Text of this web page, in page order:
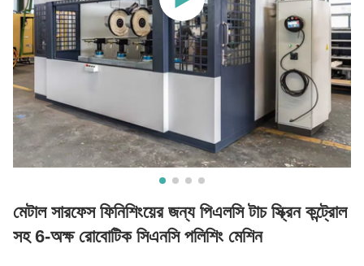
মেটাল সারফেস ফিনিশিংয়ের জন্য পিএলসি টাচ স্ক্রিন কন্ট্রোল
সহ 6-অক্ষ রোবোটিক সিএনসি পলিশিং মেশিন